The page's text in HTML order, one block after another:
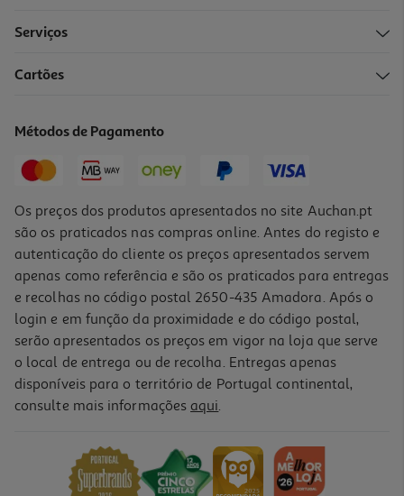
Patê Atum La Piara Escabeche 75g
Serviços
Cartões
Métodos de Pagamento
Os preços dos produtos apresentados no site Auchan.pt
são os praticados nas compras online. Antes do registo e
autenticação do cliente os preços apresentados servem
apenas como referência e são os praticados para entregas
e recolhas no código postal 2650-435 Amadora. Após o
login e em função da proximidade e do código postal,
serão apresentados os preços em vigor na loja que serve
o local de entrega ou de recolha. Entregas apenas
disponíveis para o território de Portugal continental,
consulte mais informações aqui.